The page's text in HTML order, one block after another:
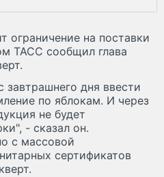
ограничение на поставки
ТАСС сообщил глава
дня ввести
по яблокам. И через
не будет
- сказал он.
с массовой
сертификатов